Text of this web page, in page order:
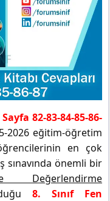
82-83-84-85-86-
2026 eğitim-öğretim
en çok
sınavında önemli bir
8. Sınıf Fen